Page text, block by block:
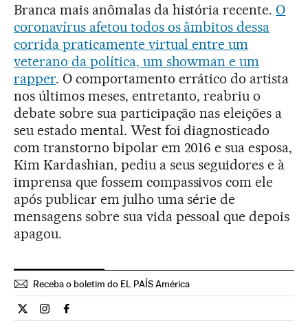
Branca mais anômalas da história recente. O
coronavírus afetou todos os âmbitos dessa
corrida praticamente virtual entre um
veterano da política, um showman e um
rapper. O comportamento errático do artista
nos últimos meses, entretanto, reabriu o
debate sobre sua participação nas eleições a
seu estado mental. West foi diagnosticado
com transtorno bipolar em 2016 e sua esposa,
Kim Kardashian, pediu a seus seguidores e à
imprensa que fossem compassivos com ele
após publicar em julho uma série de
mensagens sobre sua vida pessoal que depois
apagou.
Receba o boletim do EL PAÍS América
Internacional El País Brasil en Twitter
Internacional El País Brasil en Instagram
Internacional El País Brasil en Facebook